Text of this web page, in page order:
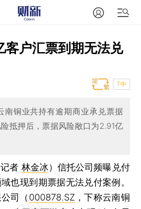
客户汇票到期无法兑
T中
南铜业共持有逾期商业承兑票据
抵押后，票据风险敞口为2.91亿
者 林金冰） 信托公司频曝兑付
也现到期票据无法兑付案例。
司（ 000878.SZ ，下称云南铜